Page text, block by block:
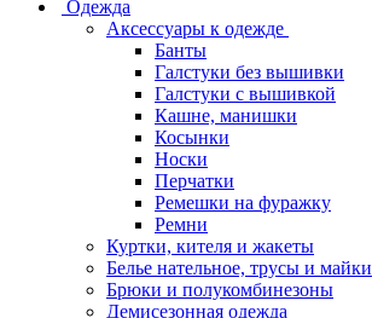
Одежда
Аксессуары к одежде
Банты
Галстуки без вышивки
Галстуки с вышивкой
Кашне, манишки
Косынки
Носки
Перчатки
Ремешки на фуражку
Ремни
Куртки, кителя и жакеты
Белье нательное, трусы и майки
Брюки и полукомбинезоны
Демисезонная одежда